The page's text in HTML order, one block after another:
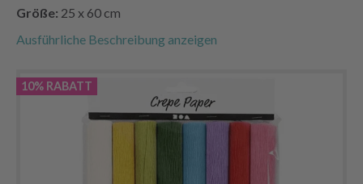
Größe: 25 x 60 cm
Ausführliche Beschreibung anzeigen
10% RABATT